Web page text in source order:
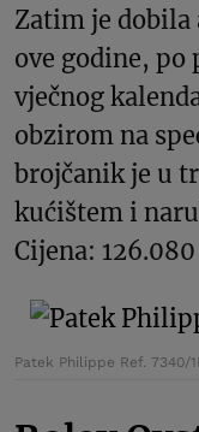
Zatim je
ove godine,
vječnog
obzirom na
brojčanik je u
kućištem i
Cijena:
Patek Philippe Ref. 7340/